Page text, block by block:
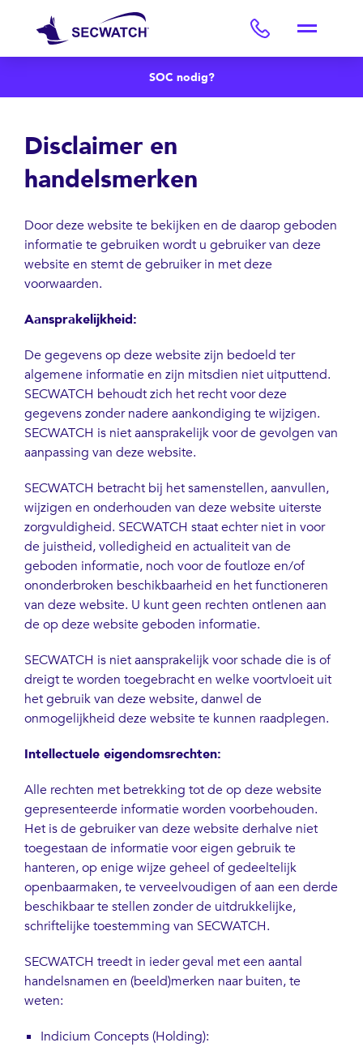
SOC nodig?
Disclaimer en
handelsmerken
Door deze website te bekijken en de daarop geboden
informatie te gebruiken wordt u gebruiker van deze
website en stemt de gebruiker in met deze
voorwaarden.
Aansprakelijkheid:
De gegevens op deze website zijn bedoeld ter
algemene informatie en zijn mitsdien niet uitputtend.
SECWATCH behoudt zich het recht voor deze
gegevens zonder nadere aankondiging te wijzigen.
SECWATCH is niet aansprakelijk voor de gevolgen van
aanpassing van deze website.
SECWATCH betracht bij het samenstellen, aanvullen,
wijzigen en onderhouden van deze website uiterste
zorgvuldigheid. SECWATCH staat echter niet in voor
de juistheid, volledigheid en actualiteit van de
geboden informatie, noch voor de foutloze en/of
ononderbroken beschikbaarheid en het functioneren
van deze website. U kunt geen rechten ontlenen aan
de op deze website geboden informatie.
SECWATCH is niet aansprakelijk voor schade die is of
dreigt te worden toegebracht en welke voortvloeit uit
het gebruik van deze website, danwel de
onmogelijkheid deze website te kunnen raadplegen.
Intellectuele eigendomsrechten:
Alle rechten met betrekking tot de op deze website
gepresenteerde informatie worden voorbehouden.
Het is de gebruiker van deze website derhalve niet
toegestaan de informatie voor eigen gebruik te
hanteren, op enige wijze geheel of gedeeltelijk
openbaarmaken, te verveelvoudigen of aan een derde
beschikbaar te stellen zonder de uitdrukkelijke,
schriftelijke toestemming van SECWATCH.
SECWATCH treedt in ieder geval met een aantal
handelsnamen en (beeld)merken naar buiten, te
weten:
Indicium Concepts (Holding):